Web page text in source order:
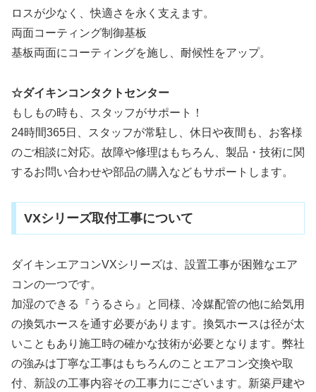
ロスが少なく、快適さを永く支えます。
両面コーティング制御基板
基板両面にコーティングを施し、耐候性をアップ。
☆ダイキンコンタクトセンター
もしもの時も、スタッフがサポート！
24時間365日、スタッフが常駐し、休日や夜間も、お客様
のご相談に対応。故障や修理はもちろん、製品・技術に関
するお問い合わせや部品の購入などもサポートします。
VXシリーズ取付工事について
ダイキンエアコンVXシリーズは、設置工事が困難なエア
コンの一つです。
加湿のできる『うるさら』と同様、冷媒配管の他に給気用
の換気ホースを通す必要があります。換気ホースは径が太
いこともあり施工時の確かな技術が必要となります。弊社
の強みは丁寧な工事はもちろんのことエアコン交換や取
付、新設の工事内容その工事力にございます。新築戸建や